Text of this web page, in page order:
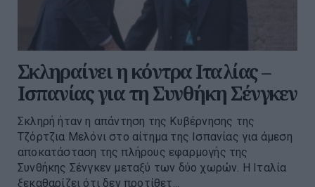
Σκληραίνει η κόντρα Ιταλίας –
Ισπανίας για τη Συνθήκη Σένγκεν
Σκληρή ήταν η απάντηση της Κυβέρνησης της
Τζόρτζια Μελόνι στο αίτημα της Ισπανίας για άμεση
αποκατάσταση της πλήρους εφαρμογής της
Συνθήκης Σένγκεν μεταξύ των δύο χωρών. Η Ιταλία
ξεκαθαρίζει ότι δεν προτίθετ...